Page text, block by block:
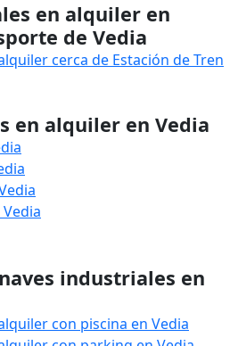
en alquiler en
de Vedia
cerca de Estación de Tren
en alquiler en Vedia
industriales en
con piscina en Vedia